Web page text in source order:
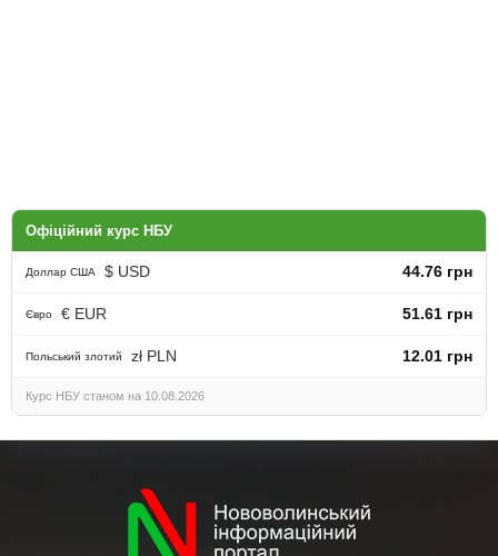
Офіційний курс НБУ
Доллар США $ USD 44.76 грн
Євро € EUR 51.61 грн
Польський злотий zł PLN 12.01 грн
Курс НБУ станом на 10.08.2026